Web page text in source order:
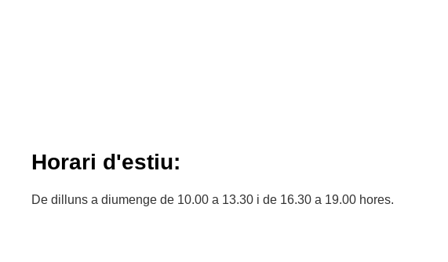
Horari d'estiu:
De dilluns a diumenge de 10.00 a 13.30 i de 16.30 a 19.00 hores.